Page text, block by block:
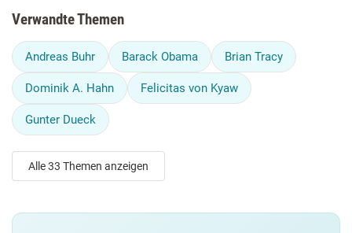
Verwandte Themen
Andreas Buhr Barack Obama Brian Tracy
Dominik A. Hahn Felicitas von Kyaw
Gunter Dueck
Alle 33 Themen anzeigen